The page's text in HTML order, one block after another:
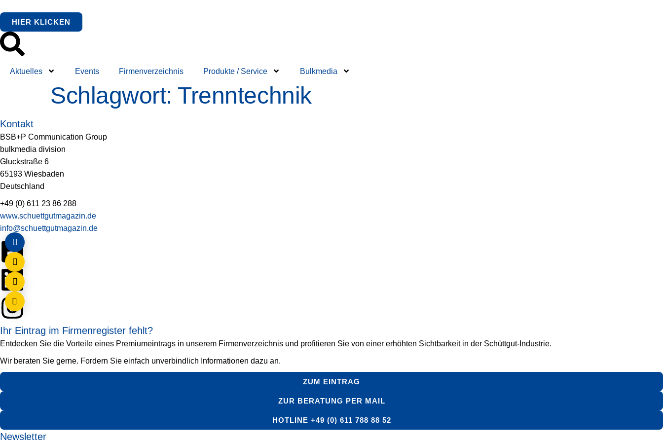
springen
HIER KLICKEN
Aktuelles Events Firmenverzeichnis Produkte / Service Bulkmedia
Schlagwort: Trenntechnik
Kontakt
BSB+P Communication Group
bulkmedia division
Gluckstraße 6
65193 Wiesbaden
Deutschland
+49 (0) 611 23 86 288
www.schuettgutmagazin.de
info@schuettgutmagazin.de
Ihr Eintrag im Firmenregister fehlt?
Entdecken Sie die Vorteile eines Premiumeintrags in unserem Firmenverzeichnis und profitieren Sie von einer erhöhten Sichtbarkeit in der Schüttgut-Industrie.
Wir beraten Sie gerne. Fordern Sie einfach unverbindlich Informationen dazu an.
ZUM EINTRAG
ZUR BERATUNG PER MAIL
HOTLINE +49 (0) 611 788 88 52
Newsletter